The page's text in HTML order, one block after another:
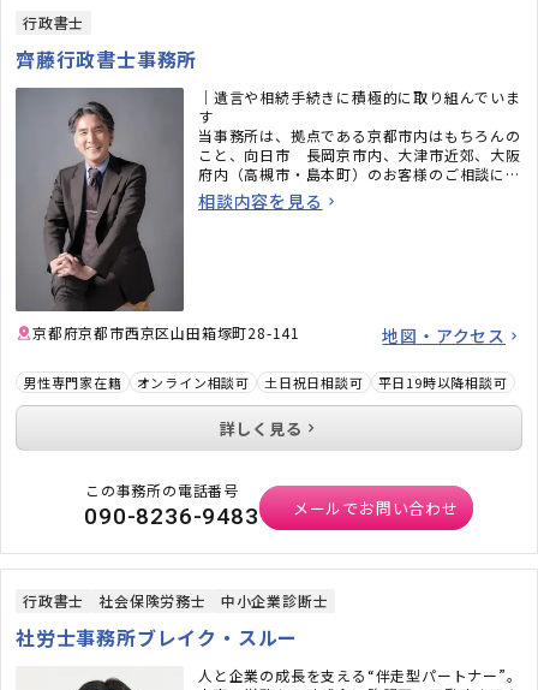
行政書士
齊藤行政書士事務所
｜遺言や相続手続きに積極的に取り組んでいま
す
当事務所は、拠点である京都市内はもちろんの
こと、向日市 長岡京市内、大津市近郊、大阪
府内（高槻市・島本町）のお客様のご相談にも
お応えしております。「他の士業事務所は敷居
が高くて……」とお思いの方も、ぜひお気軽に
相談内容を見る
京都府京都市西京区山田箱塚町28-141 地図・アクセス
男性専門家在籍 オンライン相談可 土日祝日相談可 平日19時以降相談可
詳しく見る
この事務所の電話番号
090-8236-9483 メールでお問い合わせ
行政書士 社会保険労務士 中小企業診断士
社労士事務所ブレイク・スルー
人と企業の成長を支える“伴走型パートナー”。